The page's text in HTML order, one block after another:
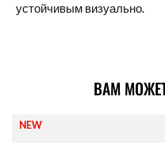
устойчивым визуально.
ВАМ
NEW